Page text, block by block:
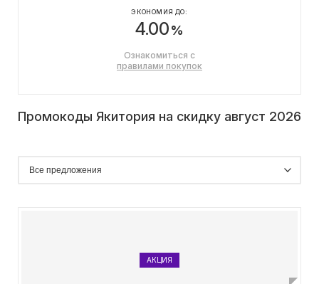
ЭКОНОМИЯ ДО:
4.00%
Ознакомиться с
правилами покупок
Промокоды Якитория на скидку август 2026
АКЦИЯ